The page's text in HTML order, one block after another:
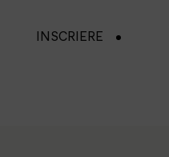
INSCRIERE